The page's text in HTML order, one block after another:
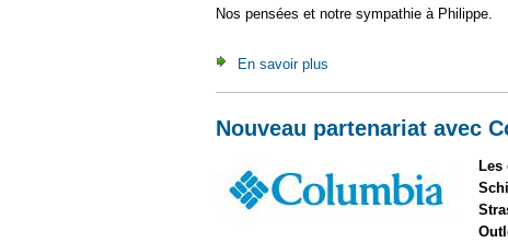
Nos pensées et notre sympathie à Philippe.
En savoir plus
Nouveau partenariat avec